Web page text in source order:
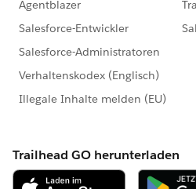
ますと幸いです。
現在Tableauテクニカルサポ
プを新たに作成し、Tableau
ジやTipsなどのお役立ち情
今後は、こちらのコミュニ
皆様のお役立ちできる情報